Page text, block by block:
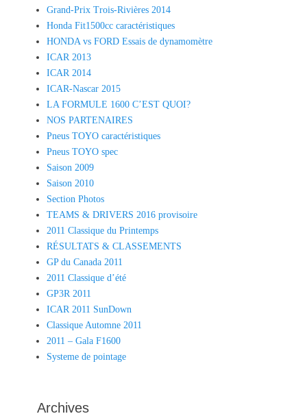
Grand-Prix Trois-Rivières 2014
Honda Fit1500cc caractéristiques
HONDA vs FORD Essais de dynamomètre
ICAR 2013
ICAR 2014
ICAR-Nascar 2015
LA FORMULE 1600 C’EST QUOI?
NOS PARTENAIRES
Pneus TOYO caractéristiques
Pneus TOYO spec
Saison 2009
Saison 2010
Section Photos
TEAMS & DRIVERS 2016 provisoire
2011 Classique du Printemps
RÉSULTATS & CLASSEMENTS
GP du Canada 2011
2011 Classique d’été
GP3R 2011
ICAR 2011 SunDown
Classique Automne 2011
2011 – Gala F1600
Systeme de pointage
Archives